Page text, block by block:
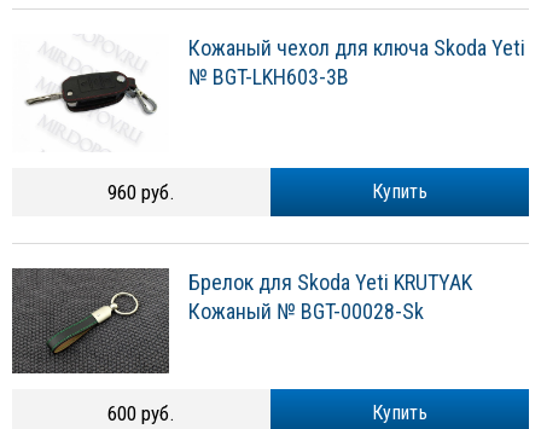
Кожаный чехол для ключа Skoda Yeti
№ BGT-LKH603-3B
Купить
960 руб.
Брелок для Skoda Yeti KRUTYAK
Кожаный № BGT-00028-Sk
Купить
600 руб.